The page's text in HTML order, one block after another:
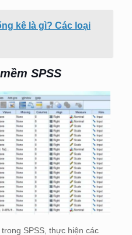
kê là gì? Các loại
SPSS
SPSS, thực hiện các